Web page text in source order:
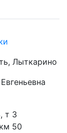
Лыткарино
т 3
50